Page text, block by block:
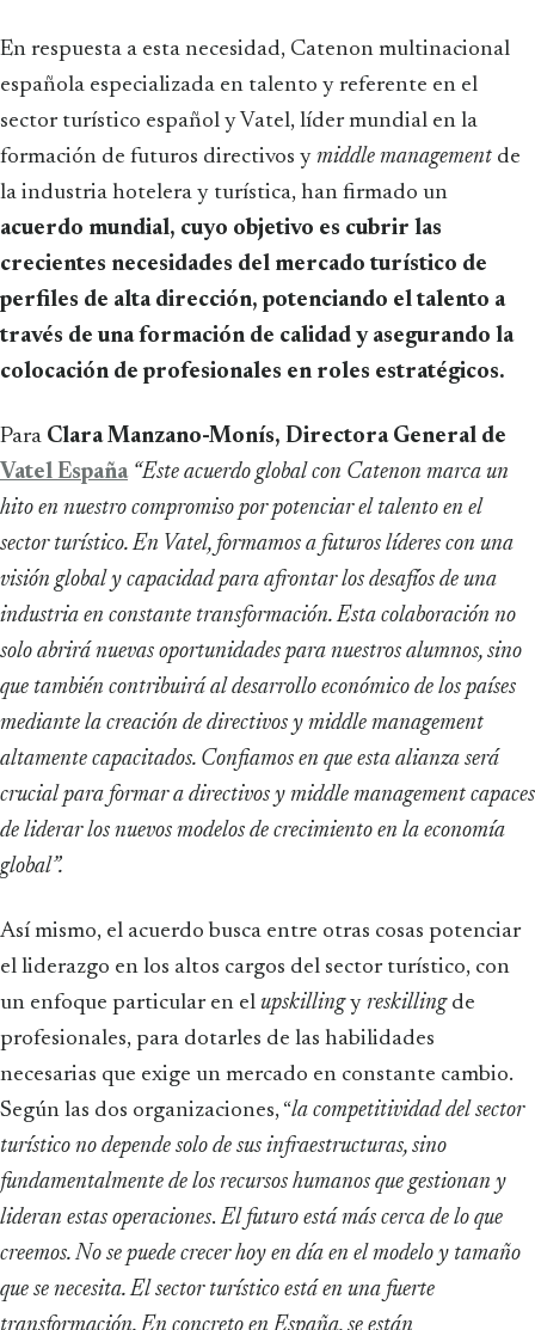
En respuesta a esta necesidad, Catenon multinacional
española especializada en talento y referente en el
sector turístico español y Vatel, líder mundial en la
formación de futuros directivos y middle management de
la industria hotelera y turística, han firmado un
acuerdo mundial, cuyo objetivo es cubrir las
crecientes necesidades del mercado turístico de
perfiles de alta dirección, potenciando el talento a
través de una formación de calidad y asegurando la
colocación de profesionales en roles estratégicos.
Para Clara Manzano-Monís, Directora General de
Vatel España “Este acuerdo global con Catenon marca un
hito en nuestro compromiso por potenciar el talento en el
sector turístico. En Vatel, formamos a futuros líderes con una
visión global y capacidad para afrontar los desafíos de una
industria en constante transformación. Esta colaboración no
solo abrirá nuevas oportunidades para nuestros alumnos, sino
que también contribuirá al desarrollo económico de los países
mediante la creación de directivos y middle management
altamente capacitados. Confiamos en que esta alianza será
crucial para formar a directivos y middle management capaces
de liderar los nuevos modelos de crecimiento en la economía
global”.
Así mismo, el acuerdo busca entre otras cosas potenciar
el liderazgo en los altos cargos del sector turístico, con
un enfoque particular en el upskillingy reskillingde
profesionales, para dotarles de las habilidades
necesarias que exige un mercado en constante cambio.
Según las dos organizaciones, “la competitividad del sector
turístico no depende solo de sus infraestructuras, sino
fundamentalmente de los recursos humanos que gestionan y
lideran estas operaciones.El futuro está más cerca de lo que
creemos. No se puede crecer hoy en día en el modelo y tamaño
que se necesita. El sector turístico está en una fuerte
transformación. En concreto en España, se están